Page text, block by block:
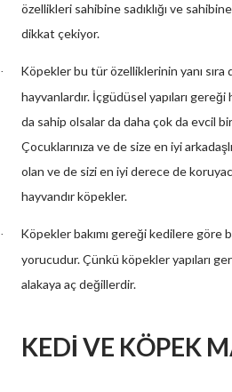
özellikleri sahibine sadıklığı ve
dikkat çekiyor.
·
Köpekler bu tür özelliklerinin yanı sıra
hayvanlardır. İçgüdüsel yapıları
da sahip olsalar da daha çok da evcil bir
Çocuklarınıza ve de size en iyi
olan ve de sizi en iyi derece de
hayvandır köpekler.
·
Köpekler bakımı gereği kedilere göre
yorucudur. Çünkü köpekler yapıları
alakaya aç değillerdir.
KEDİ VE KÖPEK